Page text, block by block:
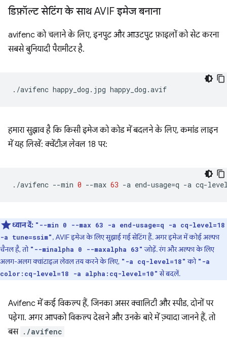
डिफ़ॉल्ट सेटिंग के साथ AVIF इमेज बनाना
avifenc को चलाने के लिए, इनपुट और आउटपुट फ़ाइलों को सेट करना
सबसे बुनियादी पैरामीटर है.
./avifenc happy_dog.jpg
हमारा सुझाव है कि किसी इमेज को कोड में बदलने के लिए, कमांड लाइन
में यह लिखें: क्वेंटीज़ लेवल 18 पर:
./avifenc --min 0 --max 63 -a end-usage=q -a cq-
ध्यान दें: "--min 0 --max 63 -a end-usage=q -a cq-level=18
-a tune=ssim", AVIF इमेज के लिए सुझाई गई सेटिंग हैं. अगर इमेज में कोई अल्फा
चैनल है, तो "--minalpha 0 --maxalpha 63" जोड़ें. रंग और अल्फा के लिए
अलग-अलग क्वांटाइज़ लेवल तय करने के लिए, "-a cq-level=18" को "-a
color:cq-level=18 -a alpha:cq-level=10" से बदलें.
Avifenc में कई विकल्प हैं, जिनका असर क्वालिटी और स्पीड, दोनों पर
पड़ेगा. अगर आपको विकल्प देखने और उनके बारे में ज़्यादा जानने हैं, तो
बस ./avifenc